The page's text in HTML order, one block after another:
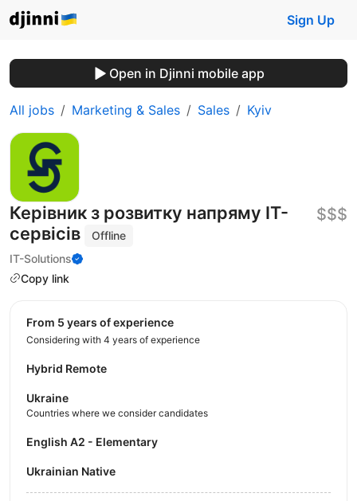
Sign Up
Open in Djinni mobile app
All jobs Marketing & Sales Sales Kyiv
Керівник з розвитку напряму ІТ-
сервісів
Offline
IT-Solutions
Copy link
$$$
from 5 years of experience
Considering with 4 years of experience
Hybrid Remote
Ukraine
Countries where we consider candidates
English A2 - Elementary
Ukrainian Native